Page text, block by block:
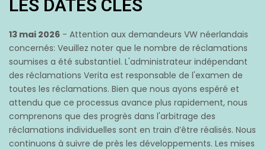
LES DATES CLÉS
13 mai 2026 - Attention aux demandeurs VW néerlandais
concernés: Veuillez noter que le nombre de réclamations
soumises a été substantiel. L'administrateur indépendant
des réclamations Verita est responsable de l'examen de
toutes les réclamations. Bien que nous ayons espéré et
attendu que ce processus avance plus rapidement, nous
comprenons que des progrès dans l'arbitrage des
réclamations individuelles sont en train d’être réalisés. Nous
continuons à suivre de près les développements. Les mises